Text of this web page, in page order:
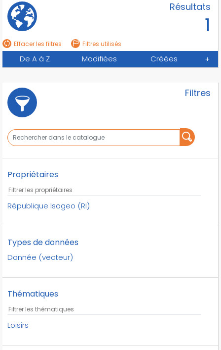
Résultats
1
Effacer les filtres Filtres utilisés
De A à Z Modifiées Créées +
Filtres
Propriétaires
République Isogeo (RI)
Types de données
Donnée (vecteur)
Thématiques
Loisirs